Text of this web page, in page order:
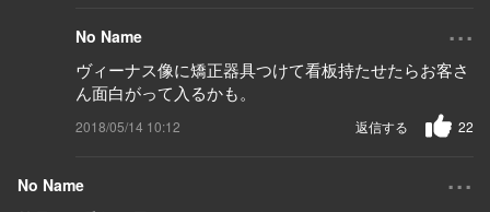
No Name ...
ヴィーナス像に矯正器具つけて看板持たせたらお客さ
ん面白がって入るかも。
2018/05/14 10:12 22
返信する
No Name ...